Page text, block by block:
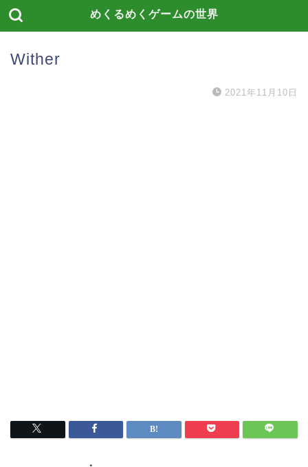
めくるめくゲームの世界
Wither
2021年11月10日